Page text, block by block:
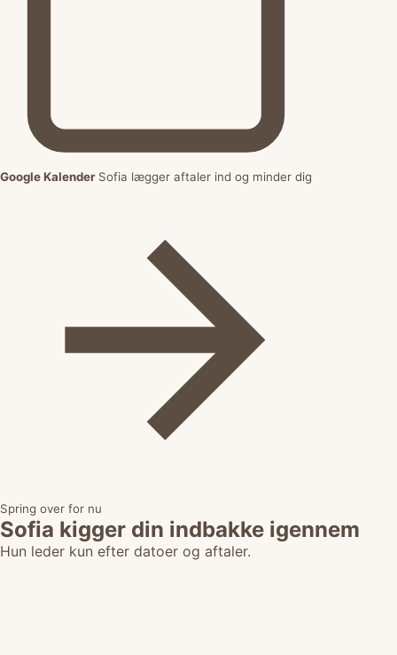
Google Kalender Sofia lægger aftaler ind og minder dig
Spring over for nu
Sofia kigger din indbakke igennem
Hun leder kun efter datoer og aftaler.